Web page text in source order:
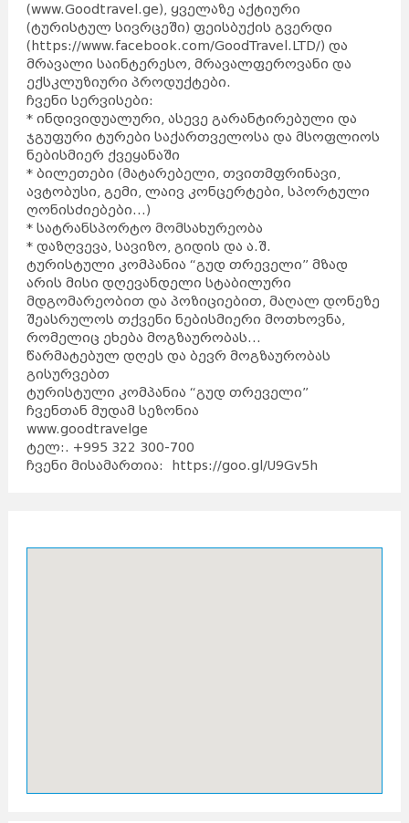
(www.Goodtravel.ge), ყველაზე აქტიური
(ტურისტულ სივრცეში) ფეისბუქის გვერდი
( https://www.facebook.com/GoodTravel.LTD/) და
მრავალი საინტერესო, მრავალფეროვანი და
ექსკლუზიური პროდუქტები.
ჩვენი სერვისები:
* ინდივიდუალური, ასევე გარანტირებული და
ჯგუფური ტურები საქართველოსა და მსოფლიოს
ნებისმიერ ქვეყანაში
* ბილეთები (მატარებელი, თვითმფრინავი,
ავტობუსი, გემი, ლაივ კონცერტები, სპორტული
ღონისძიებები…)
* სატრანსპორტო მომსახურეობა
* დაზღვევა, სავიზო, გიდის და ა.შ.
ტურისტული კომპანია “გუდ თრეველი” მზად
არის მისი დღევანდელი სტაბილური
მდგომარეობით და პოზიციებით, მაღალ დონეზე
შეასრულოს თქვენი ნებისმიერი მოთხოვნა,
რომელიც ეხება მოგზაურობას…
წარმატებულ დღეს და ბევრ მოგზაურობას
გისურვებთ
ტურისტული კომპანია “გუდ თრეველი”
ჩვენთან მუდამ სეზონია
www.goodtravelge
ტელ:. +995 322 300-700
ჩვენი მისამართია:
https://goo.gl/U9Gv5h